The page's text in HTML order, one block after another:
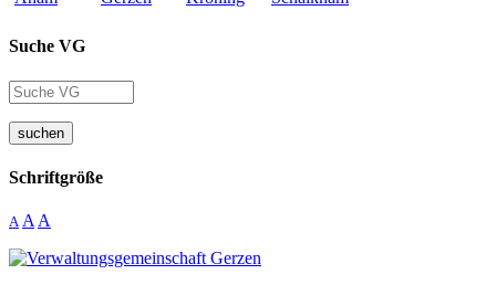
Suche VG
suchen
Schriftgröße
A A A